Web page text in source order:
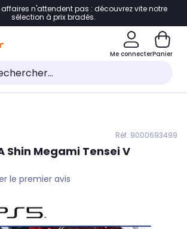
à la navigation
au pied de page
au chatbot
affaires n'attendent pas : découvrez vite notre
sélection à prix bradés.
Me connecterPanier
Réf. 9000693499
Shin Megami Tensei V
le premier avis